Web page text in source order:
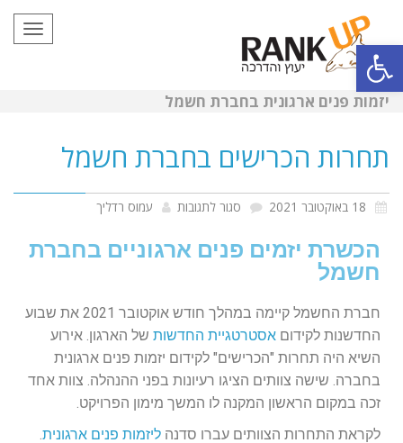
פתח סרגל נגישות
יזמות פנים ארגונית בחברת חשמל
תחרות הכרישים בחברת חשמל
סגור לתגובות עמוס רדליך
הכשרת יזמים פנים ארגוניים בחברת
חשמל
חברת החשמל קיימה במהלך חודש אוקטובר 2021 את שבוע
החדשנות לקידום אסטרטגיית החדשות של הארגון. אירוע
השיא היה תחרות "הכרישים" לקידום יזמות פנים ארגונית
בחברה. שישה צוותים הציגו רעיונות בפני ההנהלה. צוות אחד
זכה במקום הראשון המקנה לו המשך מימון הפרויקט.
לקראת התחרות הצוותים עברו סדנה ליזמות פנים ארגונית.